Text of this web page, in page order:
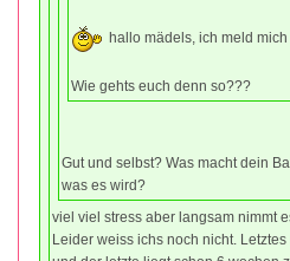
hallo mädels, ich meld
Wie gehts euch denn so???
Gut und selbst? Was macht dein
was es wird?
viel viel stress aber langsam nimmt
Leider weiss ichs noch nicht.